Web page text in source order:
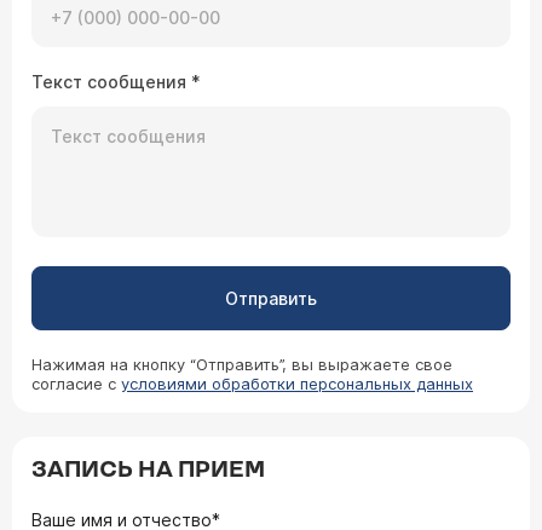
Текст сообщения *
Отправить
Нажимая на кнопку “Отправить”, вы выражаете свое
согласие с условиями обработки персональных данных
ЗАПИСЬ НА ПРИЕМ
Ваше имя и отчество*